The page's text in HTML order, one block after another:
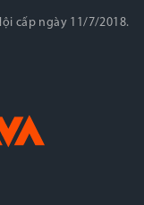
cấp ngày 11/7/2018.